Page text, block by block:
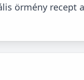
örmény recept